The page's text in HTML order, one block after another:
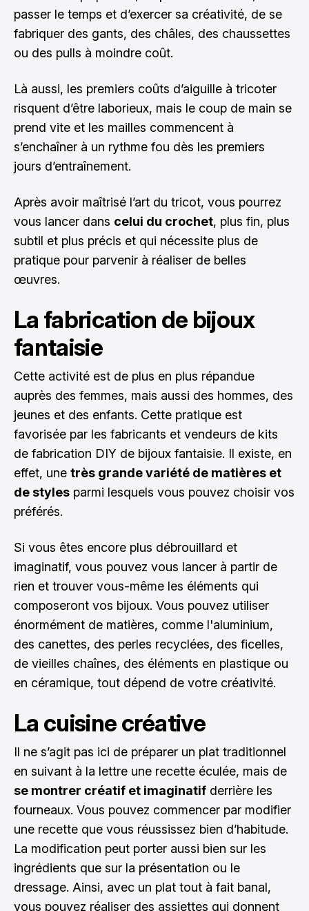
passer le temps et d’exercer sa créativité, de se
fabriquer des gants, des châles, des chaussettes
ou des pulls à moindre coût.
Là aussi, les premiers coûts d’aiguille à tricoter
risquent d’être laborieux, mais le coup de main se
prend vite et les mailles commencent à
s’enchaîner à un rythme fou dès les premiers
jours d’entraînement.
Après avoir maîtrisé l’art du tricot, vous pourrez
vous lancer dans celui du crochet, plus fin, plus
subtil et plus précis et qui nécessite plus de
pratique pour parvenir à réaliser de belles
œuvres.
La fabrication de bijoux
fantaisie
Cette activité est de plus en plus répandue
auprès des femmes, mais aussi des hommes, des
jeunes et des enfants. Cette pratique est
favorisée par les fabricants et vendeurs de kits
de fabrication DIY de bijoux fantaisie. Il existe, en
effet, une très grande variété de matières et
de styles parmi lesquels vous pouvez choisir vos
préférés.
Si vous êtes encore plus débrouillard et
imaginatif, vous pouvez vous lancer à partir de
rien et trouver vous-même les éléments qui
composeront vos bijoux. Vous pouvez utiliser
énormément de matières, comme l'aluminium,
des canettes, des perles recyclées, des ficelles,
de vieilles chaînes, des éléments en plastique ou
en céramique, tout dépend de votre créativité.
La cuisine créative
Il ne s’agit pas ici de préparer un plat traditionnel
en suivant à la lettre une recette éculée, mais de
se montrer créatif et imaginatif derrière les
fourneaux. Vous pouvez commencer par modifier
une recette que vous réussissez bien d’habitude.
La modification peut porter aussi bien sur les
ingrédients que sur la présentation ou le
dressage. Ainsi, avec un plat tout à fait banal,
vous pouvez réaliser des assiettes qui donnent